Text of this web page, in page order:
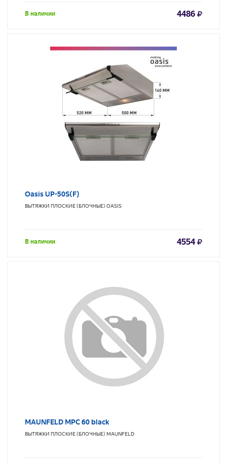
В наличии 4486
Oasis UP-50S(F)
ВЫТЯЖКИ ПЛОСКИЕ (БЛОЧНЫЕ) OASIS
В наличии 4554
MAUNFELD MPC 60 black
ВЫТЯЖКИ ПЛОСКИЕ (БЛОЧНЫЕ) MAUNFELD